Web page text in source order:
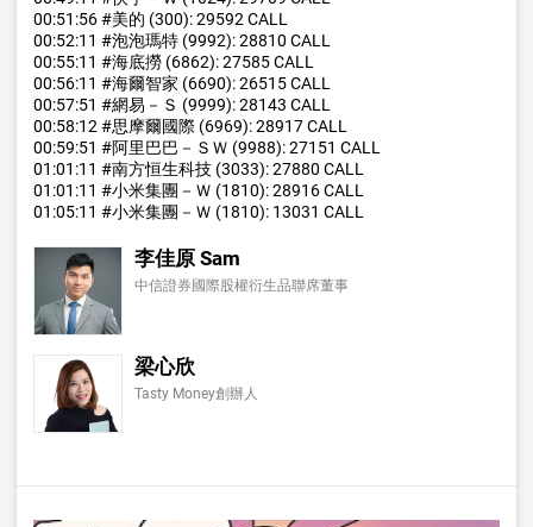
00:51:56#美的 (300): 29592 CALL
00:52:11 #泡泡瑪特 (9992): 28810 CALL
00:55:11 #海底撈 (6862): 27585 CALL
00:56:11 #海爾智家 (6690): 26515 CALL
00:57:51 #網易 －Ｓ (9999): 28143 CALL
00:58:12 #思摩爾國際 (6969): 28917 CALL
00:59:51 #阿里巴巴 －ＳＷ (9988): 27151 CALL
01:01:11 #南方恒生科技 (3033): 27880 CALL
01:01:11 #小米集團 －Ｗ (1810): 28916 CALL
01:05:11 #小米集團 －Ｗ (1810): 13031 CALL
李佳原 Sam
中信證券國際股權衍生品聯席董事
梁心欣
Tasty Money創辦人